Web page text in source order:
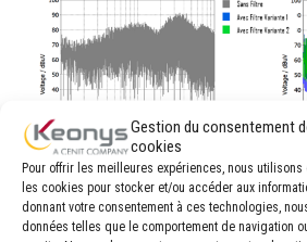
Gestion du consentement
cookies
Pour offrir les meilleures expériences, nous
les cookies pour stocker et/ou accéder aux
donnant votre consentement à ces technologies,
données telles que le comportement de navigation